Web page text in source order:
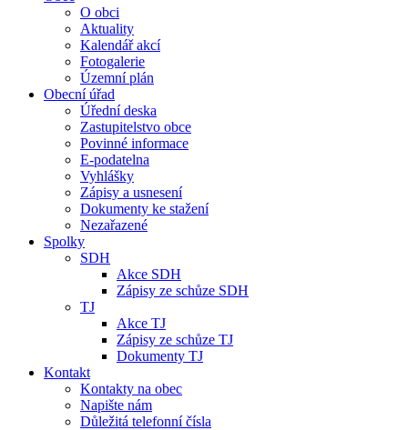
O obci
Aktuality
Kalendář akcí
Fotogalerie
Územní plán
Obecní úřad
Úřední deska
Zastupitelstvo obce
Povinné informace
E-podatelna
Vyhlášky
Zápisy a usnesení
Dokumenty ke stažení
Nezařazené
Spolky
SDH
Akce SDH
Zápisy ze schůze SDH
TJ
Akce TJ
Zápisy ze schůze TJ
Dokumenty TJ
Kontakt
Kontakty na obec
Napište nám
Důležitá telefonní čísla